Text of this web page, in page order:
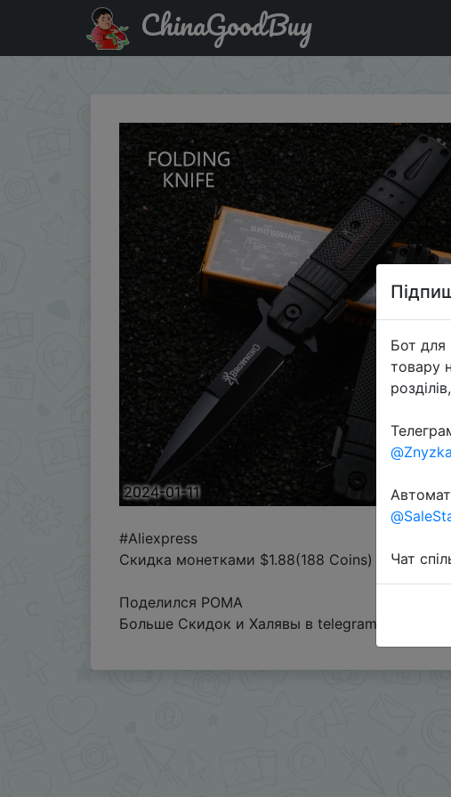
Знижка на 1pc Stainless steel outdoor folding knife，Portable
ChinaGoodBuy
2024-01-11
#Aliexpress
Скидка монетками $1.88(188 Coins)
Поделился POMA
Больше Скидок и Халявы в telegram
Бот для
товару
Чат